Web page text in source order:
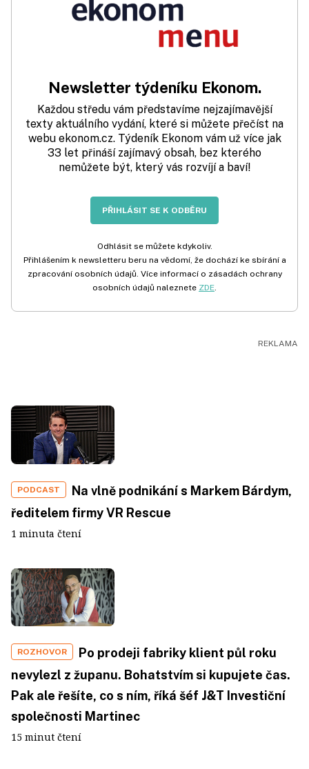
Newsletter týdeníku Ekonom.
Každou středu vám představíme nejzajímavější
texty aktuálního vydání, které si můžete přečíst na
webu ekonom.cz. Týdeník Ekonom vám už více jak
33 let přináší zajímavý obsah, bez kterého
nemůžete být, který vás rozvíjí a baví!
PŘIHLÁSIT SE K ODBĚRU
Odhlásit se můžete kdykoliv.
Přihlášením k newsletteru beru na vědomí, že dochází ke sbírání a
zpracování osobních údajů. Více informací o zásadách ochrany
osobních údajů naleznete ZDE.
PODCAST
Na vlně podnikání s Markem Bárdym,
ředitelem firmy VR Rescue
1 minuta čtení
ROZHOVOR
Po prodeji fabriky klient půl roku
nevylezl z županu. Bohatstvím si kupujete čas.
Pak ale řešíte, co s ním, říká šéf J&T Investiční
společnosti Martinec
15 minut čtení